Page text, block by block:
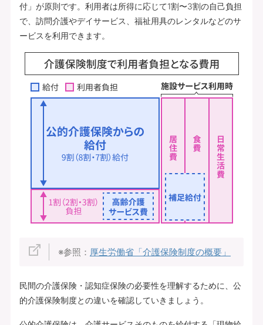
付」が原則です。利用者は所得に応じて1割〜3割の自己負担
で、訪問介護やデイサービス、福祉用具のレンタルなどのサ
ービスを利用できます。
※参照： 厚生労働省「介護保険制度の概要」
民間の介護保険・認知症保険の必要性を理解するために、公
的介護保険制度との違いを確認していきましょう。